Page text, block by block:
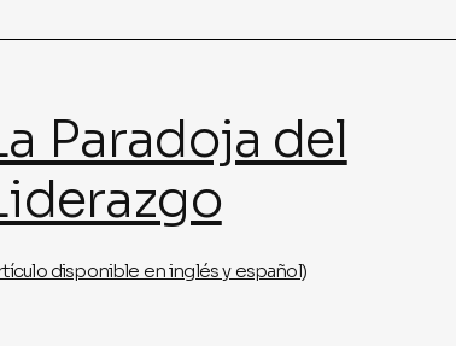
Paradoja del
disponible en inglés y español)